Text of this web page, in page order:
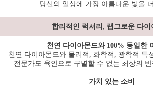
당신의 일상에 가장 아름다운 빛을
합리적인 럭셔리, 랩그로운 다이
천연 다이아몬드와 100% 동일한
천연 다이아몬드와 물리적, 화학적, 광학적 특
전문가도 육안으로 구별할 수 없는 최상의
가치 있는 소비